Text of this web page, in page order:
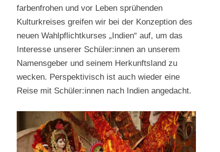
farbenfrohen und vor Leben sprühenden
Kulturkreises greifen wir bei der Konzeption des
neuen Wahlpflichtkurses „Indien“ auf, um das
Interesse unserer Schüler:innen an unserem
Namensgeber und seinem Herkunftsland zu
wecken. Perspektivisch ist auch wieder eine
Reise mit Schüler:innen nach Indien angedacht.